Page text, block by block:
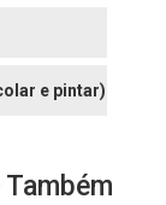
e pintar)